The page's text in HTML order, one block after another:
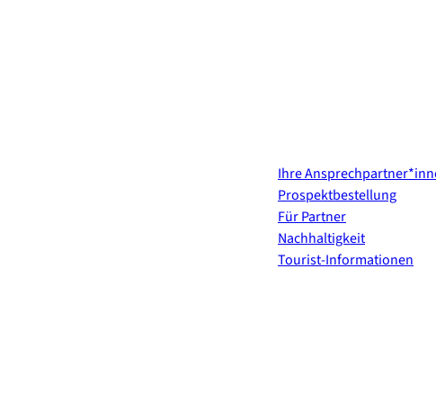
Ihre
Prospektbestellung
Für Partner
Nachhaltigkeit
Tourist-Informationen